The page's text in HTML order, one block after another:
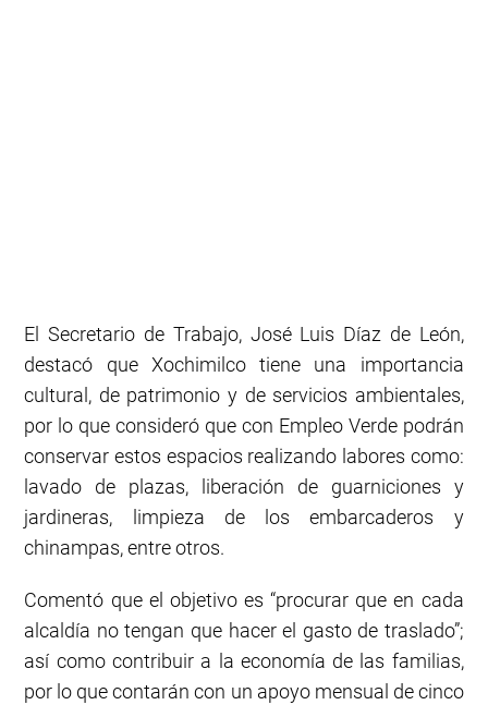
El Secretario de Trabajo, José Luis Díaz de León,
destacó que Xochimilco tiene una importancia
cultural, de patrimonio y de servicios ambientales,
por lo que consideró que con Empleo Verde podrán
conservar estos espacios realizando labores como:
lavado de plazas, liberación de guarniciones y
jardineras, limpieza de los embarcaderos y
chinampas, entre otros.
Comentó que el objetivo es “procurar que en cada
alcaldía no tengan que hacer el gasto de traslado”;
así como contribuir a la economía de las familias,
por lo que contarán con un apoyo mensual de cinco